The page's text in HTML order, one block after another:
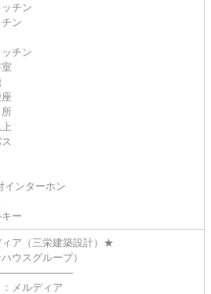
チン
ン
チン
所
インターホン
ー
ア（三栄建築設計）★
ハウスグループ）
メルディア